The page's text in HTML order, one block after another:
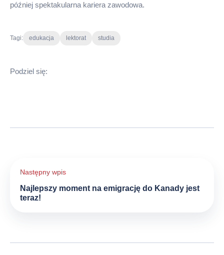
później spektakularna kariera zawodowa.
Tagi: edukacja lektorat studia
Podziel się:
wpisu
Najlepszy moment na emigrację do Kanady jest
teraz!